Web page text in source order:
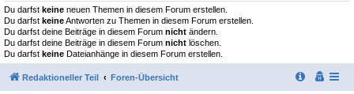
Du darfst keine neuen Themen in diesem Forum erstellen.
Du darfst keineAntworten zu Themen in diesem Forum erstellen.
Du darfst deine Beiträge in diesem Forum nicht ändern.
Du darfst deine Beiträge in diesem Forum nicht löschen.
Du darfst keine Dateianhänge in diesem Forum erstellen.
Redaktioneller Teil Foren-Übersicht